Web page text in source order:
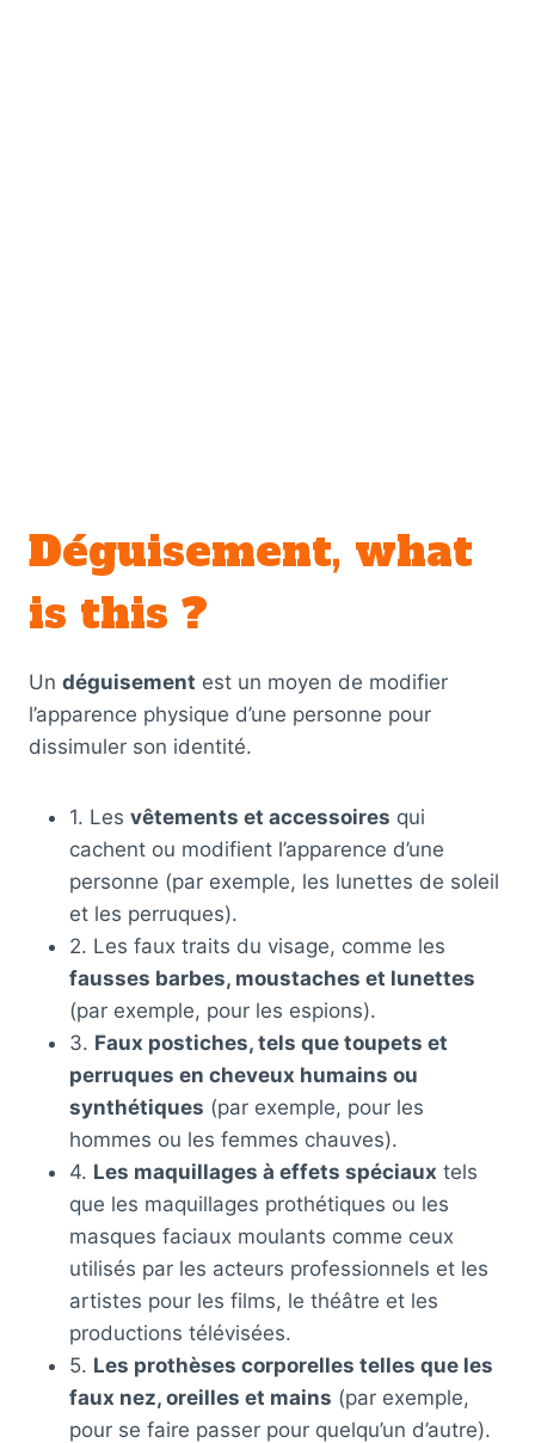
Déguisement, what
is this ?
Un déguisement est un moyen de modifier
l’apparence physique d’une personne pour
dissimuler son identité.
1. Les vêtements et accessoires qui
cachent ou modifient l’apparence d’une
personne (par exemple, les lunettes de soleil
et les perruques).
2. Les faux traits du visage, comme les
fausses barbes, moustaches et lunettes
(par exemple, pour les espions).
3. Faux postiches, tels que toupets et
perruques en cheveux humains ou
synthétiques (par exemple, pour les
hommes ou les femmes chauves).
4. Les maquillages à effets spéciaux tels
que les maquillages prothétiques ou les
masques faciaux moulants comme ceux
utilisés par les acteurs professionnels et les
artistes pour les films, le théâtre et les
productions télévisées.
5. Les prothèses corporelles telles que les
faux nez, oreilles et mains (par exemple,
pour se faire passer pour quelqu’un d’autre).